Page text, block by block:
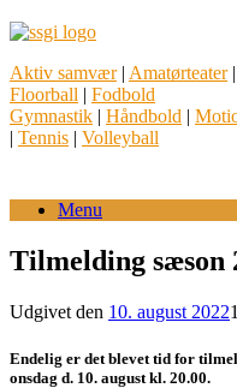
Gå
til
indhold
Aktiv samvær| Amatørteater|
Floorball | Fodbold
Gymnastik | Håndbold |
| Tennis | Volleyball
Menu
Tilmelding sæson
Udgivet den 10. august 2022
Endelig er det blevet tid for
onsdag d. 10. august kl. 20.00.